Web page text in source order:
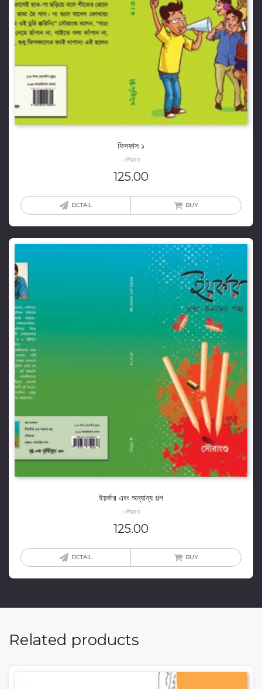
ফিসফাস ১
সৌরাংশু
125.00
DETAIL BUY
ইয়র্কার এবং অন্যান্য গল্প
সৌরাংশু
125.00
DETAIL BUY
Related products